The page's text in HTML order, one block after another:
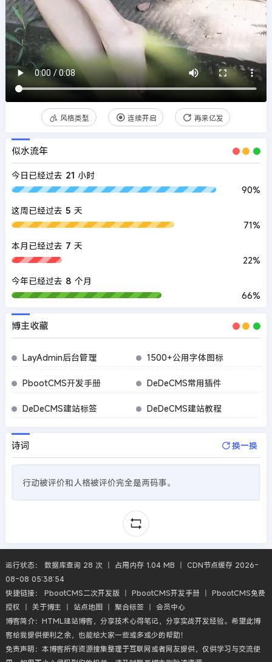
风格类型 连续开启 再来亿发
似水流年
今日已经过去 21 小时
90%
这周已经过去 5 天
71%
本月已经过去 7 天
22%
今年已经过去 8 个月
66%
博主收藏
LayAdmin后台管理 1500+公用字体图标
PbootCMS开发手册 DeDeCMS常用插件
DeDeCMS建站标签 DeDeCMS建站教程
诗词 换一换
行动被评价和人格被评价完全是两码事。
运行状态： 数据库查询 28 次 丨 占用内存 1.04 MB 丨 CDN节点缓存 2026-
08-08 05:38:54
快捷链接： PbootCMS二次开发版丨 PbootCMS开发手册 丨 PbootCMS免费
授权 丨 关于博主 丨 站点地图丨 聚合标签丨 会员中心
博客简介：HTML建站博客，分享技术心得笔记，分享实战开发经验。希望此博
客给我提供便利之余，也能给大家一些或多或少的帮助！
免责声明：本博客所有资源搜集整理于互联网或者网友提供，仅供学习与交流使